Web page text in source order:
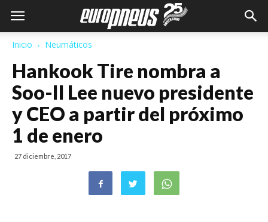
Inicio Neumáticos
Hankook Tire nombra a
Soo-Il Lee nuevo presidente
y CEO a partir del próximo
1 de enero
27 diciembre, 2017